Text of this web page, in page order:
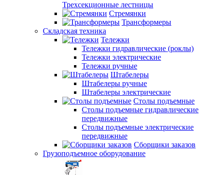
Трехсекционные лестницы
Стремянки
Трансформеры
Складская техника
Тележки
Тележки гидравлические (роклы)
Тележки электрические
Тележки ручные
Штабелеры
Штабелеры ручные
Штабелеры электрические
Столы подъемные
Столы подъемные гидравлические
передвижные
Столы подъемные электрические
передвижные
Сборщики заказов
Грузоподъемное оборудование